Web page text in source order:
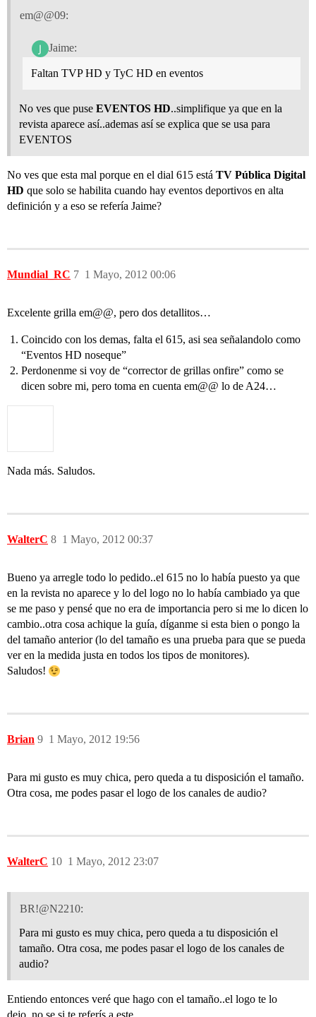
em@@09:
Jaime:
Faltan TVP HD y TyC HD en eventos
No ves que puse EVENTOS HD..simplifique ya que en la
revista aparece así..ademas así se explica que se usa para
EVENTOS
No ves que esta mal porque en el dial 615 está TV Pública Digital
HD que solo se habilita cuando hay eventos deportivos en alta
definición y a eso se refería Jaime?
Mundial_RC 1 Mayo, 2012 00:06
7
Excelente grilla em@@, pero dos detallitos…
Coincido con los demas, falta el 615, asi sea señalandolo como
“Eventos HD noseque”
Perdonenme si voy de “corrector de grillas onfire” como se
dicen sobre mi, pero toma en cuenta em@@ lo de A24…
Nada más. Saludos.
WalterC 1 Mayo, 2012 00:37
8
Bueno ya arregle todo lo pedido..el 615 no lo había puesto ya que
en la revista no aparece y lo del logo no lo había cambiado ya que
se me paso y pensé que no era de importancia pero si me lo dicen lo
cambio..otra cosa achique la guía, díganme si esta bien o pongo la
del tamaño anterior (lo del tamaño es una prueba para que se pueda
ver en la medida justa en todos los tipos de monitores).
Saludos!
Brian 1 Mayo, 2012 19:56
9
Para mi gusto es muy chica, pero queda a tu disposición el tamaño.
Otra cosa, me podes pasar el logo de los canales de audio?
WalterC 1 Mayo, 2012 23:07
10
BR!@N2210:
Para mi gusto es muy chica, pero queda a tu disposición el
tamaño. Otra cosa, me podes pasar el logo de los canales de
audio?
Entiendo entonces veré que hago con el tamaño..el logo te lo